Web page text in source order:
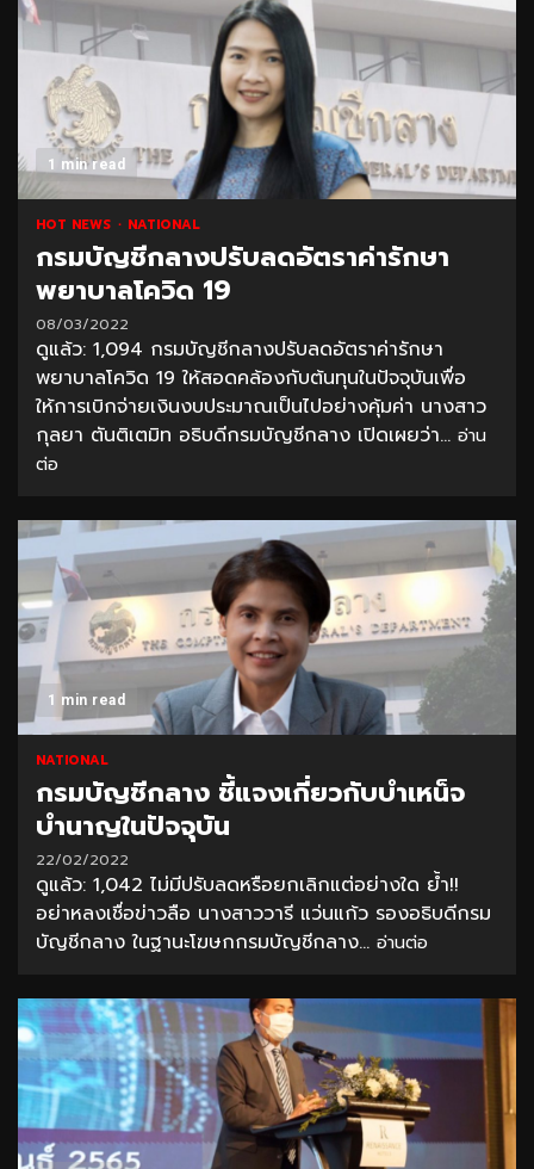
1 min read
HOT NEWS NATIONAL
กรมบัญชีกลางปรับลดอัตราค่ารักษา
พยาบาลโควิด 19
08/03/2022
ดูแล้ว: 1,094 กรมบัญชีกลางปรับลดอัตราค่ารักษา
พยาบาลโควิด 19 ให้สอดคล้องกับต้นทุนในปัจจุบันเพื่อ
ให้การเบิกจ่ายเงินงบประมาณเป็นไปอย่างคุ้มค่า นางสาว
กุลยา ตันติเตมิท อธิบดีกรมบัญชีกลาง เปิดเผยว่า... อ่าน
ต่อ
1 min read
NATIONAL
กรมบัญชีกลาง ชี้แจงเกี่ยวกับบำเหน็จ
บำนาญในปัจจุบัน
22/02/2022
ดูแล้ว: 1,042 ไม่มีปรับลดหรือยกเลิกแต่อย่างใด ย้ำ!!
อย่าหลงเชื่อข่าวลือ นางสาววารี แว่นแก้ว รองอธิบดีกรม
บัญชีกลาง ในฐานะโฆษกกรมบัญชีกลาง... อ่านต่อ